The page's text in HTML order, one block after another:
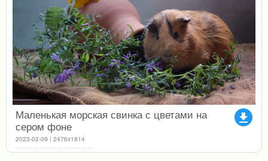
file_download
Маленькая морская свинка с цветами на
сером фоне
2023-02-09 | 2476x1814